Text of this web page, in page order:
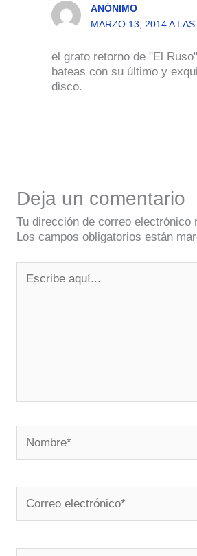
ANÓNIMO
MARZO 13, 2014 A
el grato retorno de "El
bateas con su último y
disco.
Deja un comentario
Tu dirección de correo electrónico
Los campos obligatorios están
aquí...
electrónico*